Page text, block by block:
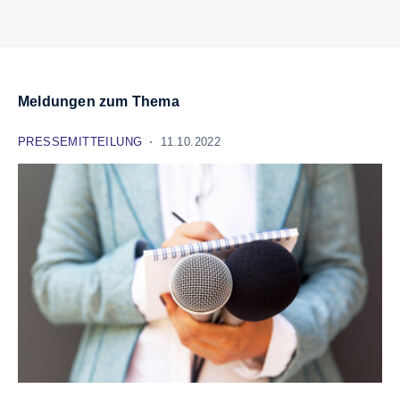
Meldungen zum Thema
PRESSEMITTEILUNG 11.10.2022